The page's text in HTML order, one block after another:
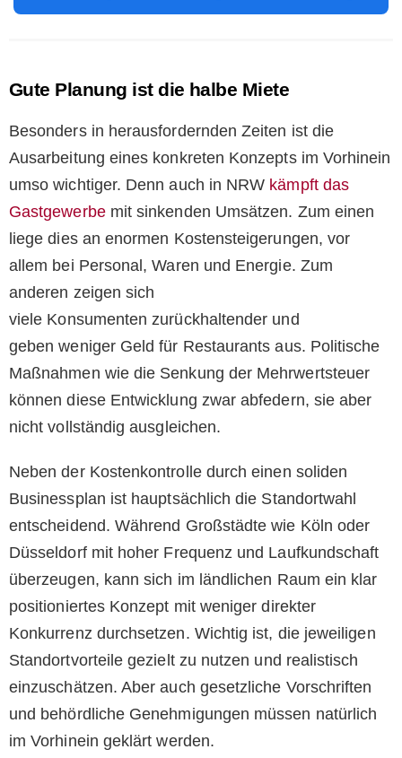
Gute Planung ist die halbe Miete
Besonders in herausfordernden Zeiten ist die
Ausarbeitung eines konkreten Konzepts im Vorhinein
umso wichtiger. Denn auch in NRW kämpft das
Gastgewerbemit sinkenden Umsätzen. Zum einen
liege dies an enormen Kostensteigerungen, vor
allem bei Personal, Waren und Energie. Zum
anderen zeigen sich
viele Konsumenten zurückhaltender und
geben weniger Geld für Restaurants aus. Politische
Maßnahmen wie die Senkung der Mehrwertsteuer
können diese Entwicklung zwar abfedern, sie aber
nicht vollständig ausgleichen.
Neben der Kostenkontrolle durch einen soliden
Businessplan ist hauptsächlich die Standortwahl
entscheidend. Während Großstädte wie Köln oder
Düsseldorf mit hoher Frequenz und Laufkundschaft
überzeugen, kann sich im ländlichen Raum ein klar
positioniertes Konzept mit weniger direkter
Konkurrenz durchsetzen. Wichtig ist, die jeweiligen
Standortvorteile gezielt zu nutzen und realistisch
einzuschätzen. Aber auch gesetzliche Vorschriften
und behördliche Genehmigungen müssen natürlich
im Vorhinein geklärt werden.